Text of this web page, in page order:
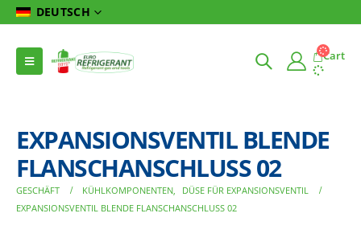
DEUTSCH
Cart
EXPANSIONSVENTIL BLENDE
FLANSCHANSCHLUSS 02
GESCHÄFT KÜHLKOMPONENTEN,
DÜSE FÜR EXPANSIONSVENTIL
EXPANSIONSVENTIL BLENDE FLANSCHANSCHLUSS 02